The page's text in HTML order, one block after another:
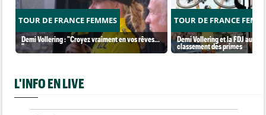
TOUR DE FRANCE FEMMES
Demi Vollering : "Croyez vraiment en vos rêves...
"
TOUR DE FRANCE
Demi Vollering et la FDJ au
classement des primes
L'INFO EN LIVE